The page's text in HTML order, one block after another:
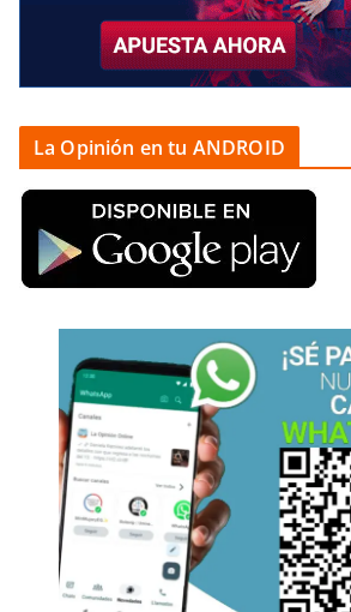
La Opinión en tu ANDROID